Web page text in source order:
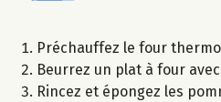
Préchauffez le four
Beurrez un plat à four
Rincez et épongez les